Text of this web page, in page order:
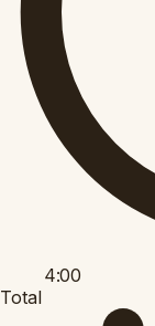
4:00
Total